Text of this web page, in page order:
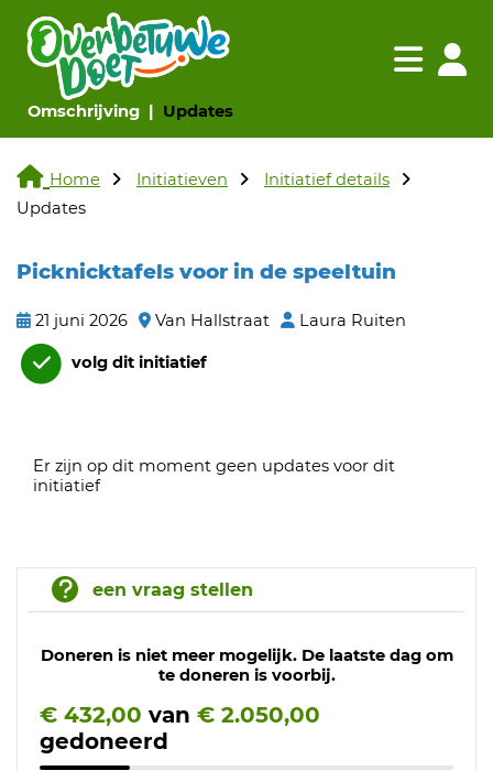
Omschrijving(huidige pagina)
Updates(huidige pagina)
Navigatie
Home Initiatieven
Initiatief details
Updates
Picknicktafels voor in de speeltuin
21 juni 2026 Van Hallstraat Laura Ruiten
volg dit initiatief
Er zijn op dit moment geen updates voor dit
initiatief
een vraag stellen
Doneren is niet meer mogelijk. De laatste dag om
te doneren is voorbij.
€ 432,00 van € 2.050,00
gedoneerd